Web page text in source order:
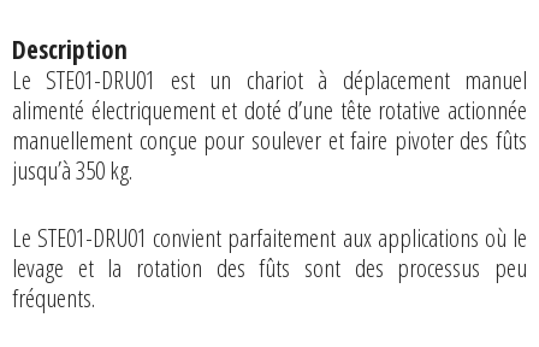
Description
Le STE01-DRU01 est un chariot à déplacement manuel
alimenté électriquement et doté d’une tête rotative actionnée
manuellement conçue pour soulever et faire pivoter des fûts
jusqu’à 350 kg.
Le STE01-DRU01 convient parfaitement aux applications où le
levage et la rotation des fûts sont des processus peu
fréquents.